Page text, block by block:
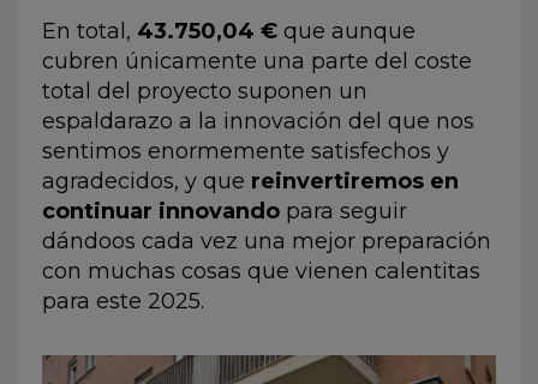
En total, 43.750,04 € que aunque
cubren únicamente una parte del coste
total del proyecto suponen un
espaldarazo a la innovación del que nos
sentimos enormemente satisfechos y
agradecidos, y que reinvertiremos en
continuar innovando para seguir
dándoos cada vez una mejor preparación
con muchas cosas que vienen calentitas
para este 2025.